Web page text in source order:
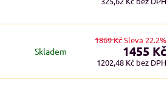
Skladem 1455 Kč
1202,48 Kč bez DPH
1869 KčSleva 22.2%